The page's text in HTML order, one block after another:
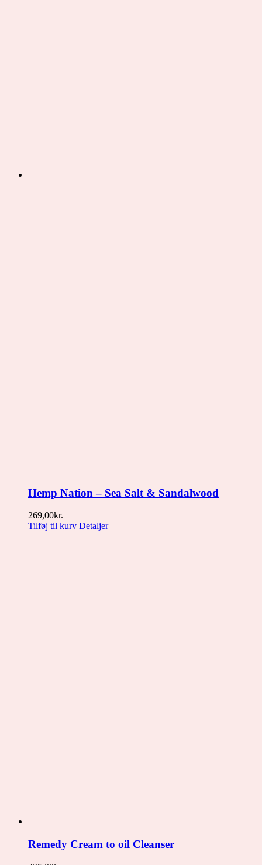
Hemp Nation – Sea Salt & Sandalwood
269,00kr.
Tilføj til kurv Detaljer
Remedy Cream to oil Cleanser